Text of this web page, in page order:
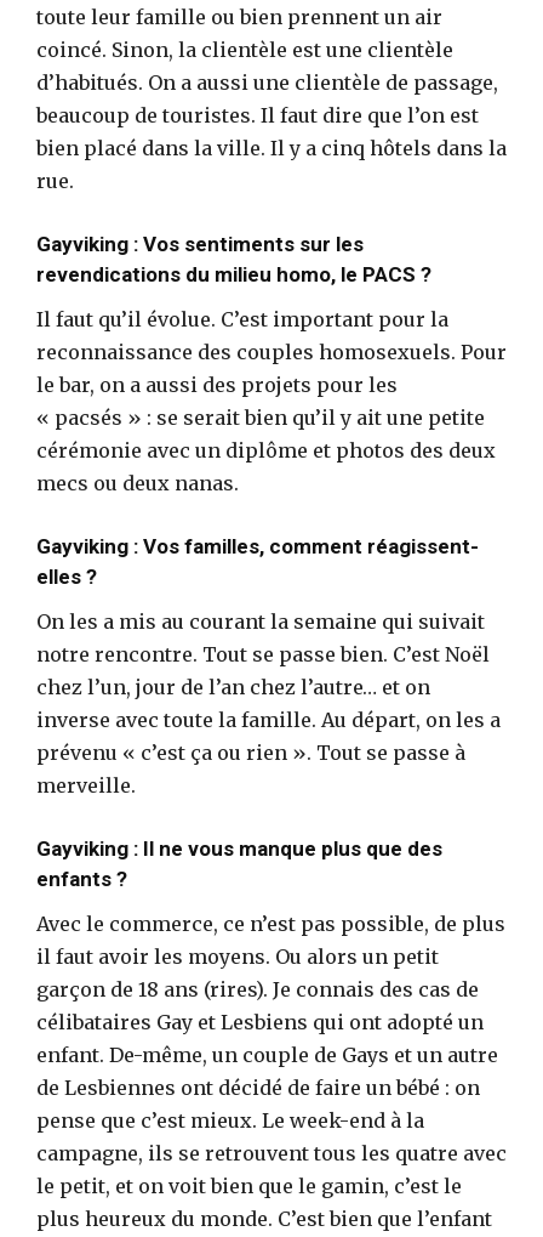
toute leur famille ou bien prennent un air
coincé. Sinon, la clientèle est une clientèle
d’habitués. On a aussi une clientèle de passage,
beaucoup de touristes. Il faut dire que l’on est
bien placé dans la ville. Il y a cinq hôtels dans la
rue.
Gayviking : Vos sentiments sur les
revendications du milieu homo, le PACS ?
Il faut qu’il évolue. C’est important pour la
reconnaissance des couples homosexuels. Pour
le bar, on a aussi des projets pour les
« pacsés » : se serait bien qu’il y ait une petite
cérémonie avec un diplôme et photos des deux
mecs ou deux nanas.
Gayviking : Vos familles, comment réagissent-
elles ?
On les a mis au courant la semaine qui suivait
notre rencontre. Tout se passe bien. C’est Noël
chez l’un, jour de l’an chez l’autre… et on
inverse avec toute la famille. Au départ, on les a
prévenu « c’est ça ou rien ». Tout se passe à
merveille.
Gayviking : Il ne vous manque plus que des
enfants ?
Avec le commerce, ce n’est pas possible, de plus
il faut avoir les moyens. Ou alors un petit
garçon de 18 ans (rires). Je connais des cas de
célibataires Gay et Lesbiens qui ont adopté un
enfant. De-même, un couple de Gays et un autre
de Lesbiennes ont décidé de faire un bébé : on
pense que c’est mieux. Le week-end à la
campagne, ils se retrouvent tous les quatre avec
le petit, et on voit bien que le gamin, c’est le
plus heureux du monde. C’est bien que l’enfant